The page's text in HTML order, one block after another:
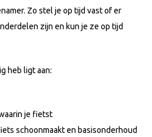
Zo stel je op tijd vast of er
zijn en kun je ze op tijd
heb ligt aan:
je fietst
schoonmaakt en basisonderhoud